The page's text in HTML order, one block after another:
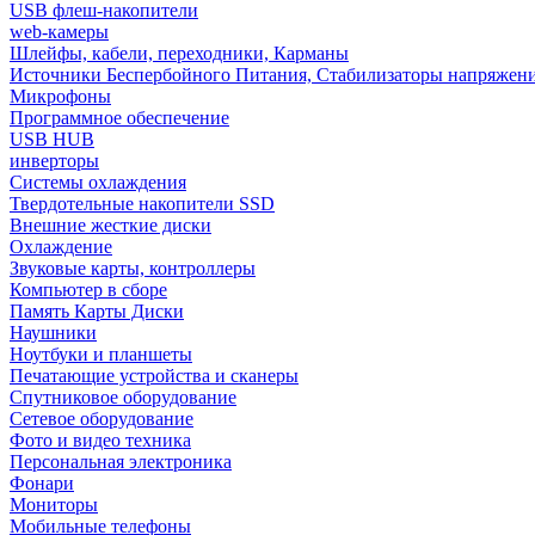
USB флеш-накопители
web-камеры
Шлейфы, кабели, переходники, Карманы
Источники Беспербойного Питания, Стабилизаторы
Микрофоны
Программное обеспечение
USB HUB
инверторы
Системы охлаждения
Твердотельные накопители SSD
Внешние жесткие диски
Охлаждение
Звуковые карты, контроллеры
Компьютер в сборе
Память Карты Диски
Наушники
Ноутбуки и планшеты
Печатающие устройства и сканеры
Спутниковое оборудование
Сетевое оборудование
Фото и видео техника
Персональная электроника
Фонари
Мониторы
Мобильные телефоны